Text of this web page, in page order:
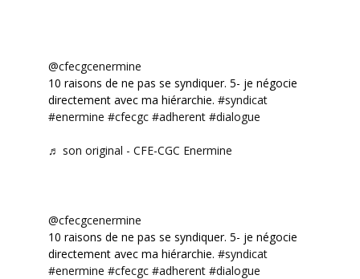
@cfecgcenermine
10 raisons de ne pas se syndiquer. 5- je négocie
directement avec ma hiérarchie. #syndicat
#enermine #cfecgc #adherent #dialogue
♬ son original - CFE-CGC Enermine
@cfecgcenermine
10 raisons de ne pas se syndiquer. 5- je négocie
directement avec ma hiérarchie. #syndicat
#enermine #cfecgc #adherent #dialogue